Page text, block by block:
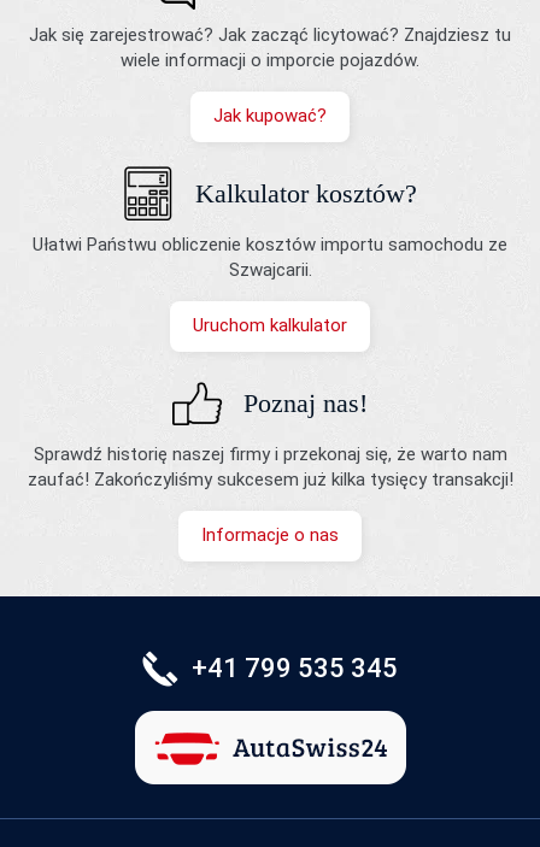
Jak się zarejestrować? Jak zacząć licytować? Znajdziesz tu
wiele informacji o imporcie pojazdów.
Jak kupować?
Kalkulator kosztów?
Ułatwi Państwu obliczenie kosztów importu samochodu ze
Szwajcarii.
Uruchom kalkulator
Poznaj nas!
Sprawdź historię naszej firmy i przekonaj się, że warto nam
zaufać! Zakończyliśmy sukcesem już kilka tysięcy transakcji!
Informacje o nas
+41 799 535 345